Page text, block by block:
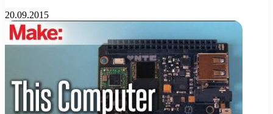
20.09.2015